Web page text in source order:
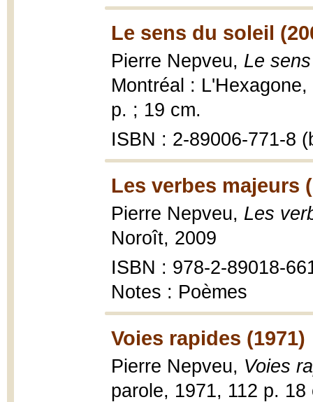
Le sens du soleil
Pierre Nepveu, Le
Montréal :
p. ; 19 cm.
ISBN : 2-89006-771-8
Les verbes majeurs
Pierre Nepveu, Les
Noroît, 2009
ISBN : 978-2-89018-
Notes : Poèmes
Voies rapides (1971)
Pierre Nepveu, Voies
parole, 1971, 112 p. 18